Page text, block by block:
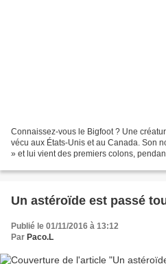
Connaissez-vous le Bigfoot ? Une
vécu aux États-Unis et au Canada. Son
» et lui vient des premiers colons,
Un astéroïde est passé
Publié le 01/11/2016 à 13:12
Par Paco.L